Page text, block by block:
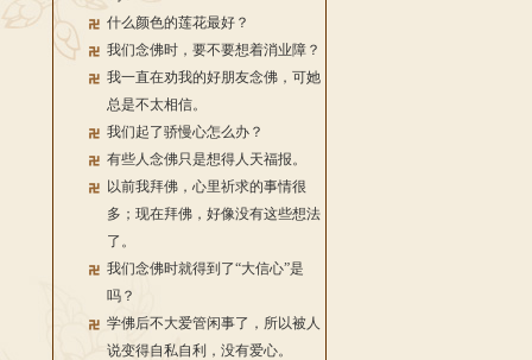
什么颜色的莲花最好？
我们念佛时，要不要想着消业障？
我一直在劝我的好朋友念佛，可她
总是不太相信。
我们起了骄慢心怎么办？
有些人念佛只是想得人天福报。
以前我拜佛，心里祈求的事情很
多；现在拜佛，好像没有这些想法
了。
我们念佛时就得到了“大信心”是
吗？
学佛后不大爱管闲事了，所以被人
说变得自私自利，没有爱心。